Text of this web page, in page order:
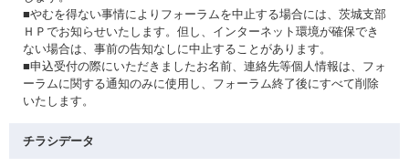
■やむを得ない事情によりフォーラムを中止する場合には、茨城支部
ＨＰでお知らせいたします。但し、インターネット環境が確保でき
ない場合は、事前の告知なしに中止することがあります。
■申込受付の際にいただきましたお名前、連絡先等個人情報は、フォ
ーラムに関する通知のみに使用し、フォーラム終了後にすべて削除
いたします。
チラシデータ